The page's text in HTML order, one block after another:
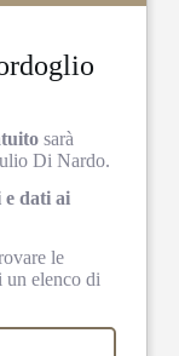
sarà
Di Nardo.
e dati ai
le
un elenco di